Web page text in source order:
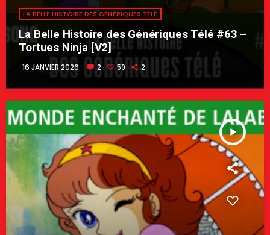
LA BELLE HISTOIRE DES GÉNÉRIQUES TÉLÉ
La Belle Histoire des Génériques Télé #63 –
Tortues Ninja [V2]
16 JANVIER 2026 2 59 2
play_arrow